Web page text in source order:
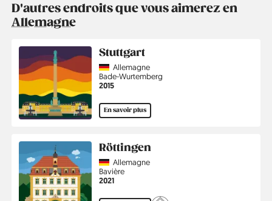
D'autres endroits que vous aimerez en
Allemagne
Stuttgart
CountryAllemagne
Région
Bade-Wurtemberg
Année
2015
En savoir plus
Röttingen
CountryAllemagne
Région
Bavière
Année
2021